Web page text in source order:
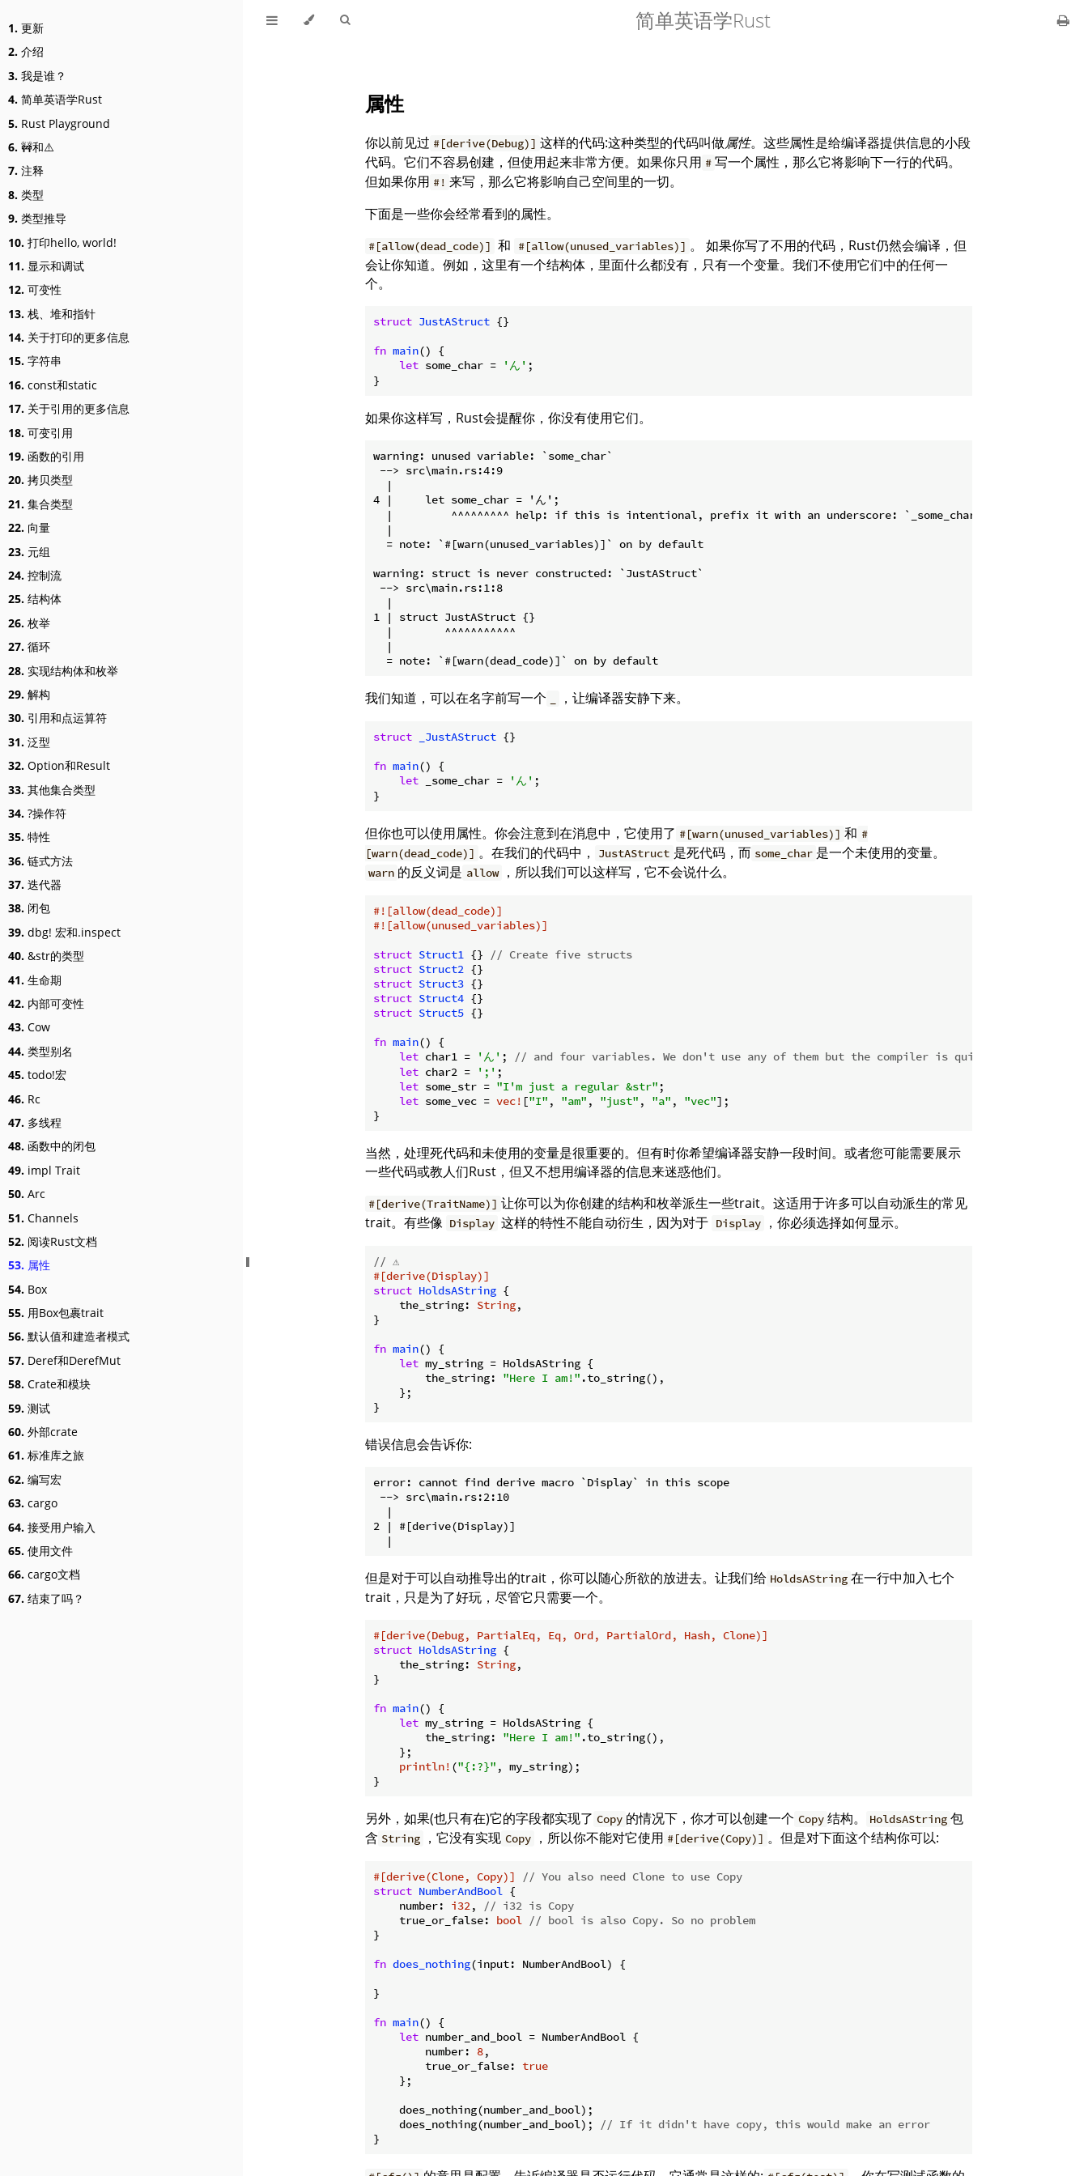
1. 更新
2. 介绍
3. 我是谁？
4. 简单英语学Rust
5. Rust Playground
6. 🚧和⚠️
7. 注释
8. 类型
9. 类型推导
10. 打印hello, world!
11. 显示和调试
12. 可变性
13. 栈、堆和指针
14. 关于打印的更多信息
15. 字符串
16. const和static
17. 关于引用的更多信息
18. 可变引用
19. 函数的引用
20. 拷贝类型
21. 集合类型
22. 向量
23. 元组
24. 控制流
25. 结构体
26. 枚举
27. 循环
28. 实现结构体和枚举
29. 解构
30. 引用和点运算符
31. 泛型
32. Option和Result
33. 其他集合类型
34. ?操作符
35. 特性
36. 链式方法
37. 迭代器
38. 闭包
39. dbg! 宏和.inspect
40. &str的类型
41. 生命期
42. 内部可变性
43. Cow
44. 类型别名
45. todo!宏
46. Rc
47. 多线程
48. 函数中的闭包
49. impl Trait
50. Arc
51. Channels
52. 阅读Rust文档
53. 属性
54. Box
55. 用Box包裹trait
56. 默认值和建造者模式
57. Deref和DerefMut
58. Crate和模块
59. 测试
60. 外部crate
61. 标准库之旅
62. 编写宏
63. cargo
64. 接受用户输入
65. 使用文件
66. cargo文档
67. 结束了吗？
简单英语学Rust
属性
你以前见过 #[derive(Debug)] 这样的代码:这种类型的代码叫做属性。这些属性是给编译器提供信息的小段
代码。它们不容易创建，但使用起来非常方便。如果你只用 # 写一个属性，那么它将影响下一行的代码。
但如果你用 #! 来写，那么它将影响自己空间里的一切。
下面是一些你会经常看到的属性。
#[allow(dead_code)] 和 #[allow(unused_variables)] 。 如果你写了不用的代码，Rust仍然会编译，但
会让你知道。例如，这里有一个结构体，里面什么都没有，只有一个变量。我们不使用它们中的任何一
个。
struct JustAStruct {}
fn main() {
let some_char = 'ん' ;
}
如果你这样写，Rust会提醒你，你没有使用它们。
warning: unused variable: `some_char`
--> src\main.rs:4:9
  |
4 |     let some_char = 'ん';
  |         ^^^^^^^^^ help: if this is intentional, prefix it with an underscore: `_some_char`
  |
  = note: `#[warn(unused_variables)]` on by default
warning: struct is never constructed: `JustAStruct`
--> src\main.rs:1:8
  |
1 | struct JustAStruct {}
  |        ^^^^^^^^^^^
  |
我们知道，可以在名字前写一个 ，让编译器安静下来。
struct _JustAStruct {}
fn main() {
let _some_char = 'ん' ;
}
但你也可以使用属性。你会注意到在消息中，它使用了 #[warn(unused_variables)] 和 #
[warn(dead_code)] 。在我们的代码中， JustAStruct 是死代码，而 some_char 是一个未使用的变量。
warn 的反义词是 allow ，所以我们可以这样写，它不会说什么。
#![allow(dead_code)]
#![allow(unused_variables)]
struct Struct1 {}
// Create five structs
struct Struct2
struct Struct3
struct Struct4
struct Struct5 {}
fn main() {
let char1 = 'ん' ;
// and four variables. We don't use any of them but the compiler is quiet
let char2 = ';' ;
let some_str = "I'm just a regular &str" ;
let some_vec = vec! ["I" , "am" , "just" , "a" , "vec"];
}
当然，处理死代码和未使用的变量是很重要的。但有时你希望编译器安静一段时间。或者您可能需要展示
一些代码或教人们Rust，但又不想用编译器的信息来迷惑他们。
#[derive(TraitName)] 让你可以为你创建的结构和枚举派生一些trait。这适用于许多可以自动派生的常见
trait。有些像 Display 这样的特性不能自动衍生，因为对于 Display ，你必须选择如何显示。
// ⚠️
#[derive(Display)]
struct HoldsAString {
    the_string:
String,
}
fn main() {
let my_string = HoldsAString {
        the_string:
"Here I am!" .to_string(),
    };
}
错误信息会告诉你:
error: cannot find derive macro `Display` in this scope
--> src\main.rs:2:10
  |
2 | #[derive(Display)]
但是对于可以自动推导出的trait，你可以随心所欲的放进去。让我们给 HoldsAString 在一行中加入七个
trait，只是为了好玩，尽管它只需要一个。
#[derive(Debug, PartialEq, Eq, Ord, PartialOrd, Hash, Clone)]
struct HoldsAString {
    the_string:
String,
}
fn main() {
let my_string = HoldsAString {
        the_string:
"Here I am!" .to_string(),
    };
println! ("{:?}" , my_string);
}
另外，如果(也只有在)它的字段都实现了 Copy 的情况下，你才可以创建一个 Copy 结构。 HoldsAString 包
含 String ，它没有实现 Copy ，所以你不能对它使用 #[derive(Copy)] 。但是对下面这个结构你可以:
#[derive(Clone, Copy)]
// You also need Clone to use Copy
struct NumberAndBool {
    number:
i32,
// i32 is Copy
    true_or_false:
bool // bool is also Copy. So no problem
}
fn does_nothing(input: NumberAndBool) {
}
fn main() {
let number_and_bool = NumberAndBool {
        number:
8,
        true_or_false:
true
    };
    does_nothing(number_and_bool);
    does_nothing(number_and_bool);
// If it didn't have copy, this would make an error
}